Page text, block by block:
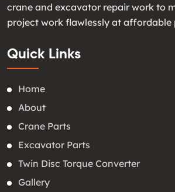
crane and excavator repair work to
project work flawlessly at affordable
Quick Links
Home
About
Crane Parts
Excavator Parts
Twin Disc Torque Converter
Gallery